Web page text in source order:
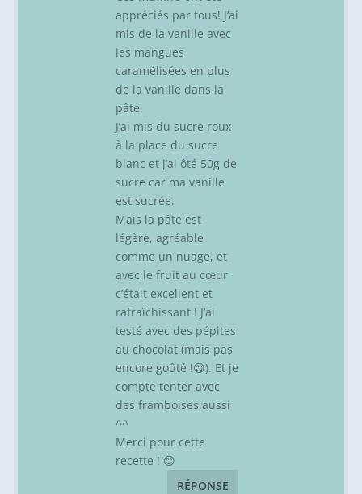
appréciés par tous! J’ai
mis de la vanille avec
les mangues
caramélisées en plus
de la vanille dans la
pâte.
J’ai mis du sucre roux
à la place du sucre
blanc et j’ai ôté 50g de
sucre car ma vanille
est sucrée.
Mais la pâte est
légère, agréable
comme un nuage, et
avec le fruit au cœur
c’était excellent et
rafraîchissant ! J’ai
testé avec des pépites
au chocolat (mais pas
encore goûté !😋). Et je
compte tenter avec
des framboises aussi
^^
Merci pour cette
recette ! 😊
RÉPONSE